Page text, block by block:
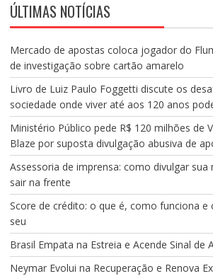
ÚLTIMAS NOTÍCIAS
Mercado de apostas coloca jogador do
de investigação sobre cartão amarelo
Livro de Luiz Paulo Foggetti discute os
sociedade onde viver até aos 120 anos
Ministério Público pede R$ 120 milhões de
Blaze por suposta divulgação abusiva de
Assessoria de imprensa: como divulgar sua
sair na frente
Score de crédito: o que é, como funciona
seu
Brasil Empata na Estreia e Acende Sinal de
Neymar Evolui na Recuperação e Renova